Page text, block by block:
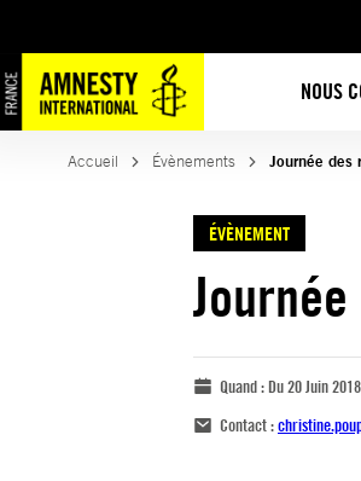
NOUS
Accueil Évènements Journée des
ÉVÈNEMENT
Quand :Du 20 Juin
Contact :